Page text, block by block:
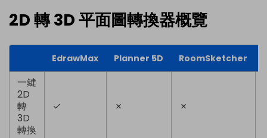
2D 轉 3D 平面圖轉換器概覽
EdrawMax Planner 5D RoomSketcher
一鍵
2D
轉
3D
轉換
✓ ✗ ✗